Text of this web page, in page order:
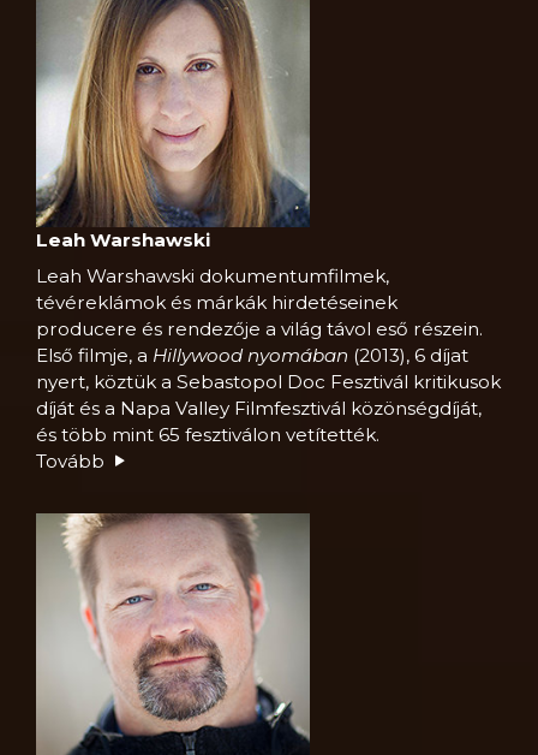
Leah Warshawski
Leah Warshawski dokumentumfilmek,
tévéreklámok és márkák hirdetéseinek
producere és rendezője a világ távol eső részein.
Első filmje, a Hillywood nyomában (2013), 6 díjat
nyert, köztük a Sebastopol Doc Fesztivál kritikusok
díját és a Napa Valley Filmfesztivál közönségdíját,
és több mint 65 fesztiválon vetítették.
Tovább